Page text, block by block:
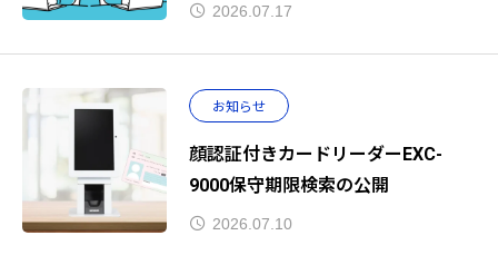
2026.07.17
お知らせ
顔認証付きカードリーダーEXC-
9000保守期限検索の公開
2026.07.10